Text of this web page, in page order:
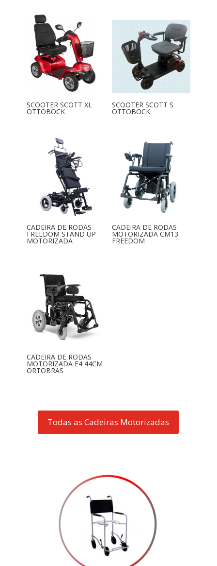
SCOOTER SCOTT XL
OTTOBOCK
SCOOTER SCOTT S
OTTOBOCK
CADEIRA DE RODAS
FREEDOM STAND UP
MOTORIZADA
CADEIRA DE RODAS
MOTORIZADA CM13
FREEDOM
CADEIRA DE RODAS
MOTORIZADA E4 44CM
ORTOBRAS
Todas as Cadeiras Motorizadas